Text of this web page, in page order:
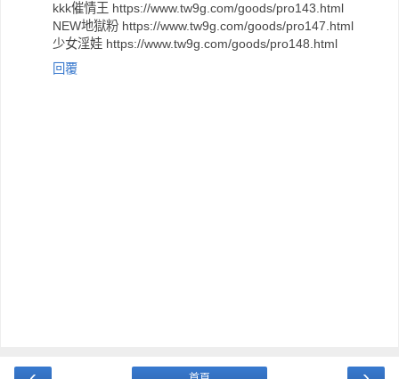
kkk催情王 https://www.tw9g.com/goods/pro143.html
NEW地獄粉 https://www.tw9g.com/goods/pro147.html
少女淫娃 https://www.tw9g.com/goods/pro148.html
回覆